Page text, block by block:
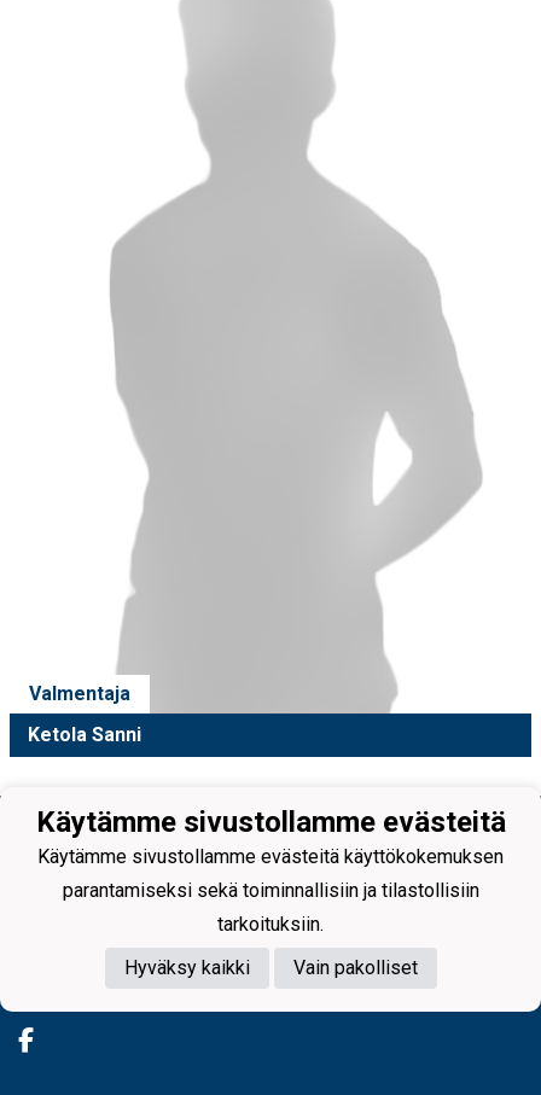
Valmentaja
Ketola Sanni
Tietosuojaseloste
Käytämme sivustollamme evästeitä
Käytämme sivustollamme evästeitä käyttökokemuksen
parantamiseksi sekä toiminnallisiin ja tilastollisiin
tarkoituksiin.
Hyväksy kaikki
Vain pakolliset